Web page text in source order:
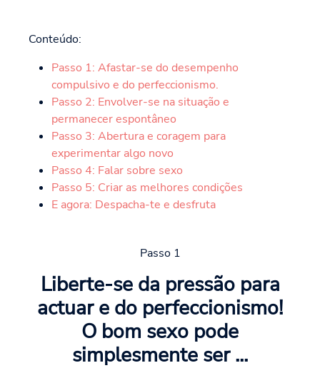
Conteúdo:
Passo 1: Afastar-se do desempenho
compulsivo e do perfeccionismo.
Passo 2: Envolver-se na situação e
permanecer espontâneo
Passo 3: Abertura e coragem para
experimentar algo novo
Passo 4: Falar sobre sexo
Passo 5: Criar as melhores condições
E agora: Despacha-te e desfruta
Passo 1
Liberte-se da pressão para
actuar e do perfeccionismo!
O bom sexo pode
simplesmente ser ...